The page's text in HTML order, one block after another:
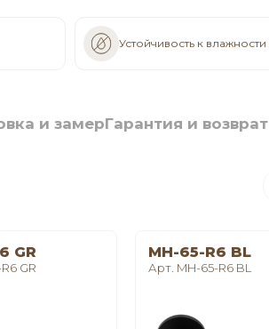
Устойчивость к влажности
и замерГарантия и возврат
GR
GR
MH-65-R6 BL
Арт. MH-65-R6 BL